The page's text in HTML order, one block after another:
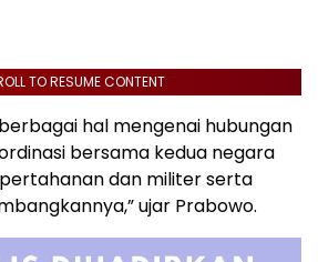
TO RESUME CONTENT
hal mengenai hubungan
bersama kedua negara
dan militer serta
ujar Prabowo.